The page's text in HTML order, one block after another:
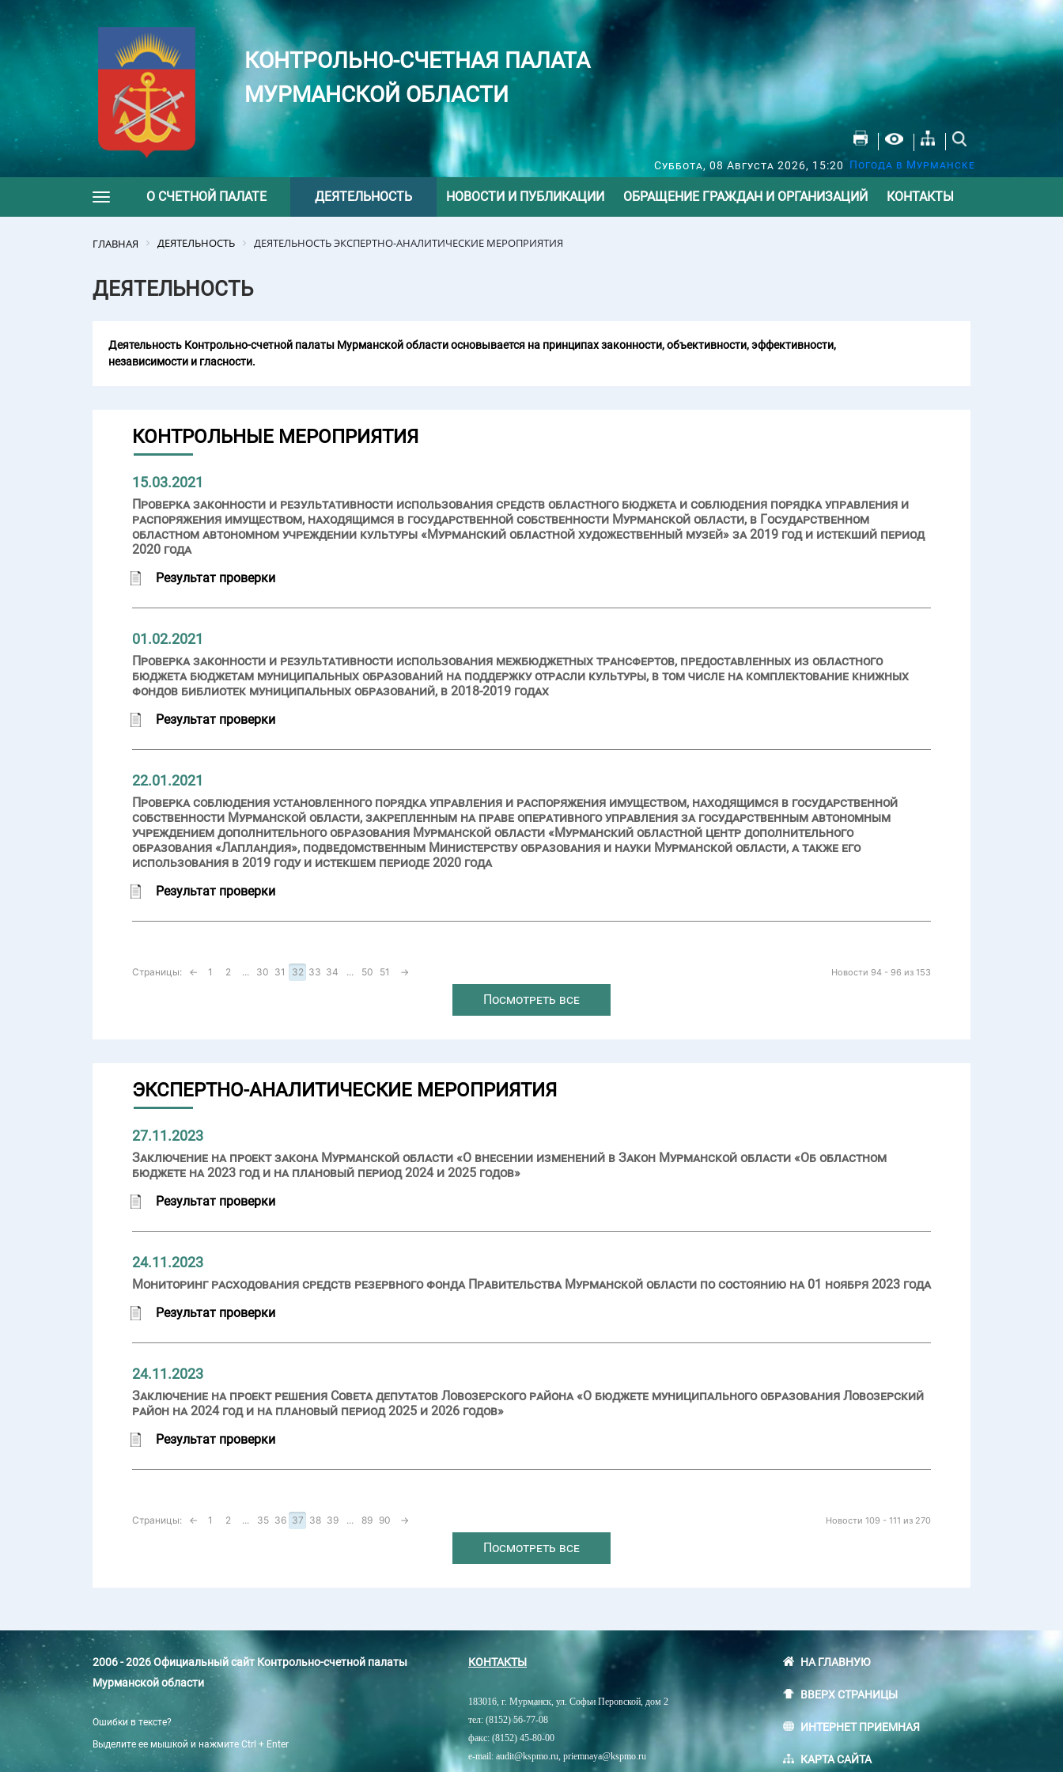
КОНТРОЛЬНО-СЧЕТНАЯ ПАЛАТА
МУРМАНСКОЙ ОБЛАСТИ
Суббота, 08 Августа 2026, 15:20 Погода в Мурманске
Toggle navigation
О СЧЕТНОЙ ПАЛАТЕ ДЕЯТЕЛЬНОСТЬ НОВОСТИ И ПУБЛИКАЦИИ ОБРАЩЕНИЕ ГРАЖДАН И ОРГАНИЗАЦИЙ КОНТАКТЫ
ГЛАВНАЯ ДЕЯТЕЛЬНОСТЬ ДЕЯТЕЛЬНОСТЬ ЭКСПЕРТНО-АНАЛИТИЧЕСКИЕ МЕРОПРИЯТИЯ
ДЕЯТЕЛЬНОСТЬ
Деятельность Контрольно-счетной палаты Мурманской области основывается на принципах законности, объективности, эффективности,
независимости и гласности.
КОНТРОЛЬНЫЕ МЕРОПРИЯТИЯ
15.03.2021
Проверка законности и результативности использования средств областного бюджета и соблюдения порядка управления и
распоряжения имуществом, находящимся в государственной собственности Мурманской области, в Государственном
областном автономном учреждении культуры «Мурманский областной художественный музей» за 2019 год и истекший период
2020 года
Результат проверки
01.02.2021
Проверка законности и результативности использования межбюджетных трансфертов, предоставленных из областного
бюджета бюджетам муниципальных образований на поддержку отрасли культуры, в том числе на комплектование книжных
фондов библиотек муниципальных образований, в 2018-2019 годах
Результат проверки
22.01.2021
Проверка соблюдения установленного порядка управления и распоряжения имуществом, находящимся в государственной
собственности Мурманской области, закрепленным на праве оперативного управления за государственным автономным
учреждением дополнительного образования Мурманской области «Мурманский областной центр дополнительного
образования «Лапландия», подведомственным Министерству образования и науки Мурманской области, а также его
использования в 2019 году и истекшем периоде 2020 года
Результат проверки
Новости 94 - 96 из 153
Страницы: ← 1 2 ... 30 31 32 33 34 ... 50 51 →
Посмотреть все
ЭКСПЕРТНО-АНАЛИТИЧЕСКИЕ МЕРОПРИЯТИЯ
27.11.2023
Заключение на проект закона Мурманской области «О внесении изменений в Закон Мурманской области «Об областном
бюджете на 2023 год и на плановый период 2024 и 2025 годов»
Результат проверки
24.11.2023
Мониторинг расходования средств резервного фонда Правительства Мурманской области по состоянию на 01 ноября 2023 года
Результат проверки
24.11.2023
Заключение на проект решения Совета депутатов Ловозерского района «О бюджете муниципального образования Ловозерский
район на 2024 год и на плановый период 2025 и 2026 годов»
Результат проверки
Новости 109 - 111 из 270
Страницы: ← 1 2 ... 35 36 37 38 39 ... 89 90 →
Посмотреть все
2006 - 2026 Официальный сайт Контрольно-счетной палаты
Мурманской области
Ошибки в тексте?
Выделите ее мышкой и нажмите Ctrl + Enter
КОНТАКТЫ
183016, г. Мурманск, ул. Софьи Перовской, дом 2
тел: (8152) 56-77-08
факс: (8152) 45-80-00
e-mail: audit@kspmo.ru, priemnaya@kspmo.ru
НА ГЛАВНУЮ
ВВЕРХ СТРАНИЦЫ
ИНТЕРНЕТ ПРИЕМНАЯ
КАРТА САЙТА